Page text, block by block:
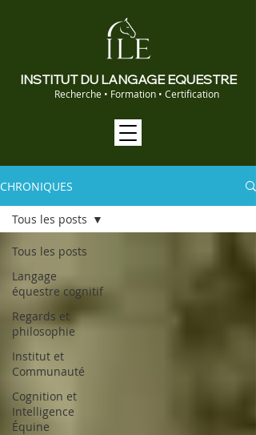
INSTITUT DU LANGAGE EQUESTRE
Recherche • Formation • Certification
CHRONIQUES
Tous les posts
Langage
équestre cognitif
Regards et
philosophie
Institut et
Communauté
Cognition et
Intelligence
Équine
Tous les posts